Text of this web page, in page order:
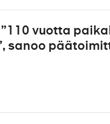
vuotta
sanoo